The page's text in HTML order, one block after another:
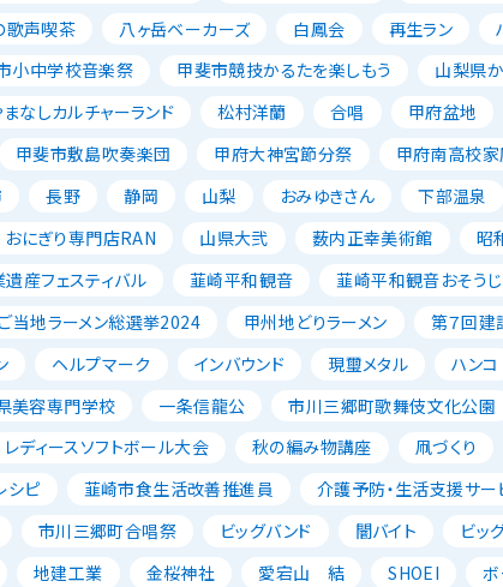
歌声喫茶 八ヶ岳ベーカーズ 白鳳会 再生ラン
小中学校音楽祭 甲斐市競技かるたを楽しもう 山梨県
なしカルチャーランド 松村洋蘭 合唱 甲府盆地
甲斐市敷島吹奏楽団 甲府大神宮節分祭 甲府南高校
長野 静岡 山梨 おみゆきさん 下部温泉
おにぎり専門店RAN 山県大弐 薮内正幸美術館
昭
産フェスティバル 韮崎平和観音 韮崎平和観音おそうじ
当地ラーメン総選挙2024 甲州地どりラーメン 第７回建
ヘルプマーク インバウンド 現璽メタル ハンコ
美容専門学校 一条信龍公 市川三郷町歌舞伎文化公園
レディースソフトボール大会 秋の編み物講座 凧づくり
シピ 韮崎市食生活改善推進員
介護予防・生活支援サ
市川三郷町合唱祭 ビッグバンド 闇バイト ビッ
地建工業 金桜神社 愛宕山 結 SHOEI ボ